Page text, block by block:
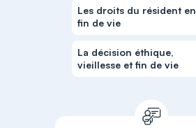
Les droits du résident en
fin de vie
La décision éthique,
vieillesse et fin de vie